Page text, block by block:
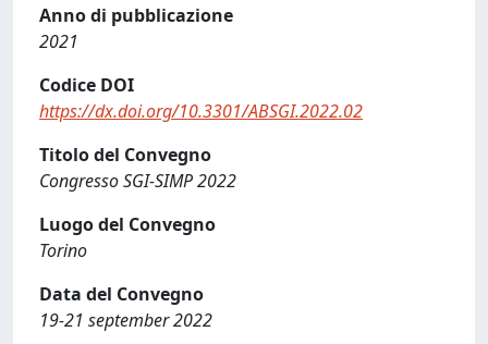
Anno di pubblicazione
2021
Codice DOI
https://dx.doi.org/10.3301/ABSGI.2022.02
Titolo del Convegno
Congresso SGI-SIMP 2022
Luogo del Convegno
Torino
Data del Convegno
19-21 september 2022